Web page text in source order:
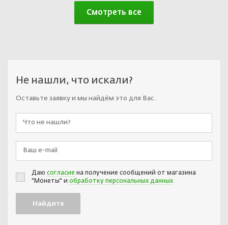
Смотреть все
Не нашли, что искали?
Оставьте заявку и мы найдём это для Вас.
Даю согласие на получение сообщений от магазина
"Монеты" и обработку персональных данных